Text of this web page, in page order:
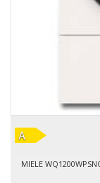
MIELE